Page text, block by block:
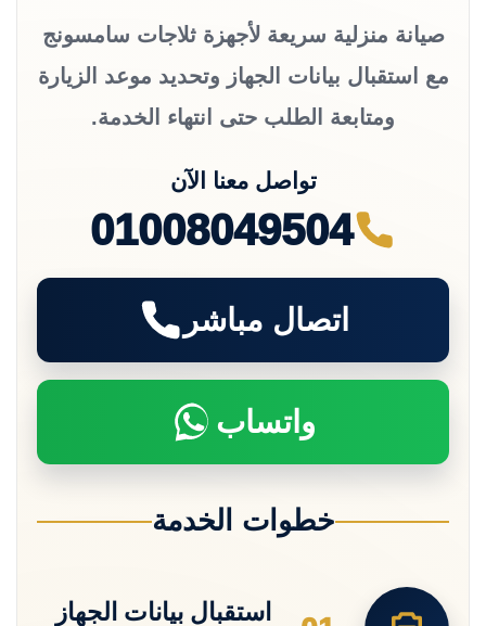
صيانة منزلية سريعة لأجهزة ثلاجات سامسونج
مع استقبال بيانات الجهاز وتحديد موعد الزيارة
ومتابعة الطلب حتى انتهاء الخدمة.
تواصل معنا الآن
01008049504
اتصال مباشر
واتساب
خطوات الخدمة
استقبال بيانات الجهاز